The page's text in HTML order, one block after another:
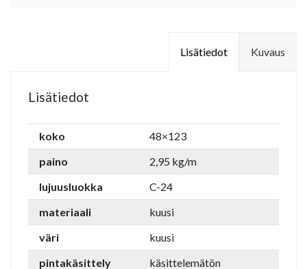
Kuvaus
Lisätiedot
Lisätiedot
koko
48×123
paino
2,95 kg/m
lujuusluokka
C-24
materiaali
kuusi
väri
kuusi
pintakäsittely
käsittelemätön